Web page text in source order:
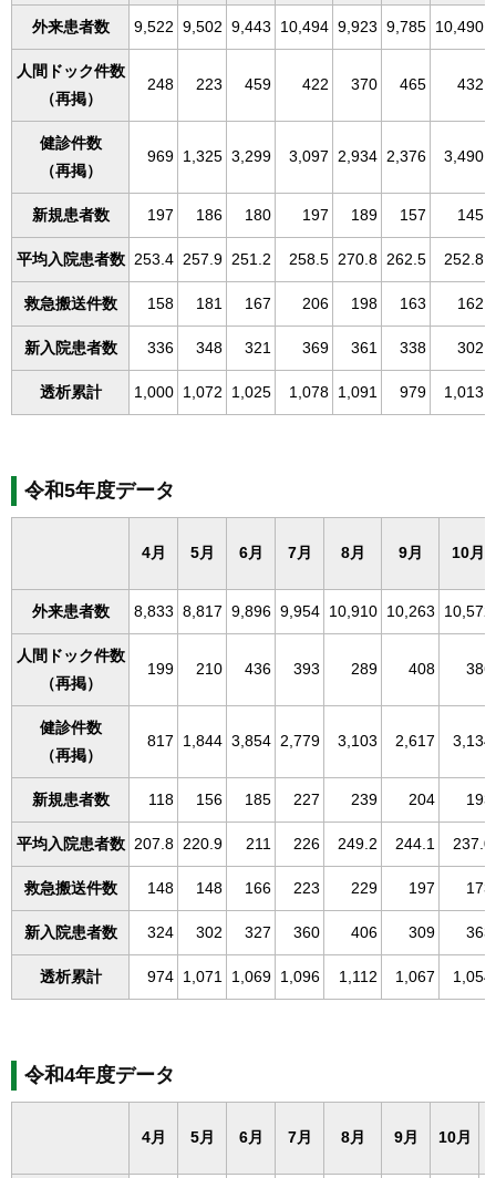
外来患者数 9,522 9,502 9,443 10,494 9,923 9,785 10,490
人間ドック件数
（再掲）
248 223 459 422 370 465 432
健診件数
（再掲）
969 1,325 3,299 3,097 2,934 2,376 3,490
新規患者数 197 186 180 197 189 157 145
平均入院患者数 253.4 257.9 251.2 258.5 270.8 262.5 252.8
救急搬送件数 158 181 167 206 198 163 162
新入院患者数 336 348 321 369 361 338 302
透析累計 1,000 1,072 1,025 1,078 1,091 979 1,013
令和5年度データ
4月 5月 6月 7月 8月 9月 10月
外来患者数 8,833 8,817 9,896 9,954 10,910 10,263 10,572
人間ドック件数
（再掲）
199 210 436 393 289 408 386
健診件数
（再掲）
817 1,844 3,854 2,779 3,103 2,617 3,134
新規患者数 118 156 185 227 239 204 193
平均入院患者数 207.8 220.9 211 226 249.2 244.1 237.0
救急搬送件数 148 148 166 223 229 197 173
新入院患者数 324 302 327 360 406 309 363
透析累計 974 1,071 1,069 1,096 1,112 1,067 1,054
令和4年度データ
4月 5月 6月 7月 8月 9月 10月